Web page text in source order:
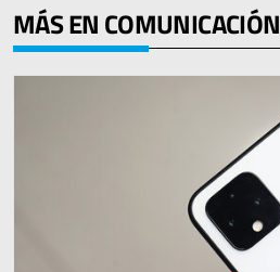
MÁS EN